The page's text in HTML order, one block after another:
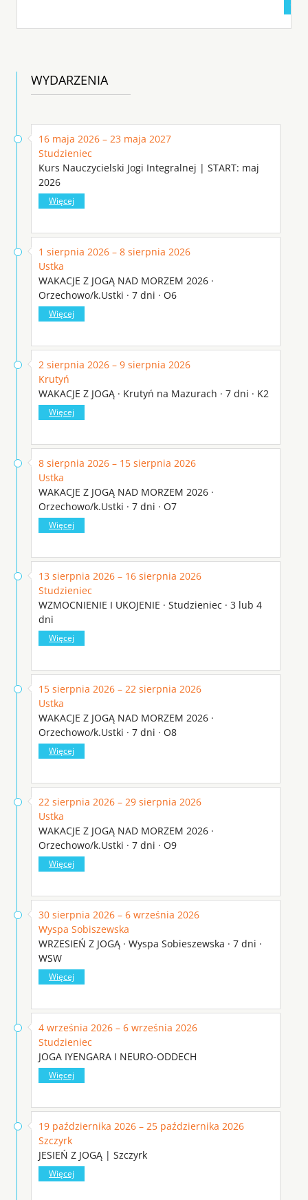
WYDARZENIA
16 maja 2026 – 23 maja 2027
Studzieniec
Kurs Nauczycielski Jogi Integralnej | START: maj
2026
Więcej
1 sierpnia 2026 – 8 sierpnia 2026
Ustka
WAKACJE Z JOGĄ NAD MORZEM 2026 ·
Orzechowo/k.Ustki · 7 dni · O6
Więcej
2 sierpnia 2026 – 9 sierpnia 2026
Krutyń
WAKACJE Z JOGĄ · Krutyń na Mazurach · 7 dni · K2
Więcej
8 sierpnia 2026 – 15 sierpnia 2026
Ustka
WAKACJE Z JOGĄ NAD MORZEM 2026 ·
Orzechowo/k.Ustki · 7 dni · O7
Więcej
13 sierpnia 2026 – 16 sierpnia 2026
Studzieniec
WZMOCNIENIE I UKOJENIE · Studzieniec · 3 lub 4
dni
Więcej
15 sierpnia 2026 – 22 sierpnia 2026
Ustka
WAKACJE Z JOGĄ NAD MORZEM 2026 ·
Orzechowo/k.Ustki · 7 dni · O8
Więcej
22 sierpnia 2026 – 29 sierpnia 2026
Ustka
WAKACJE Z JOGĄ NAD MORZEM 2026 ·
Orzechowo/k.Ustki · 7 dni · O9
Więcej
30 sierpnia 2026 – 6 września 2026
Wyspa Sobiszewska
WRZESIEŃ Z JOGĄ · Wyspa Sobieszewska · 7 dni ·
WSW
Więcej
4 września 2026 – 6 września 2026
Studzieniec
JOGA IYENGARA I NEURO-ODDECH
Więcej
19 października 2026 – 25 października 2026
Szczyrk
JESIEŃ Z JOGĄ | Szczyrk
Więcej